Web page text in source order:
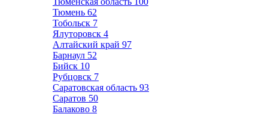
Тюмень 62
Тобольск 7
Ялуторовск 4
Алтайский край 97
Барнаул 52
Бийск 10
Рубцовск 7
Саратовская область 93
Саратов 50
Балаково 8